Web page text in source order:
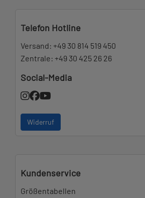
Telefon Hotline
Versand: +49 30 814 519 450
Zentrale: +49 30 425 26 26
Social-Media
Widerruf
Kundenservice
Größentabellen